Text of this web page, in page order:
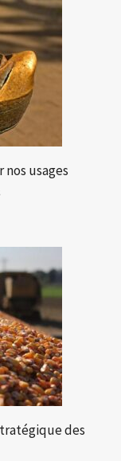
usages
des